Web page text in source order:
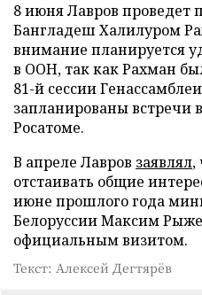
8 июня Лавров проведет
Бангладеш Халилуром
внимание планируется
в ООН, так как Рахман
81-й сессии
запланированы встречи
Росатоме.
В апреле Лавров заявлял,
отстаивать общие
июне прошлого года
Белоруссии Максим
официальным визитом.
Текст: Алексей Дегтярёв